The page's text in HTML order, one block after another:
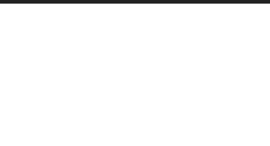
tiempos de confinamiento.